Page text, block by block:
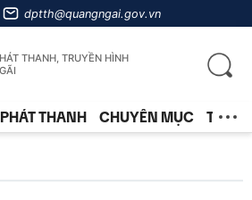
dptth@quangngai.gov.vn
THANH, TRUYỀN HÌNH
PHÁT THANH CHUYÊN MỤC TIN